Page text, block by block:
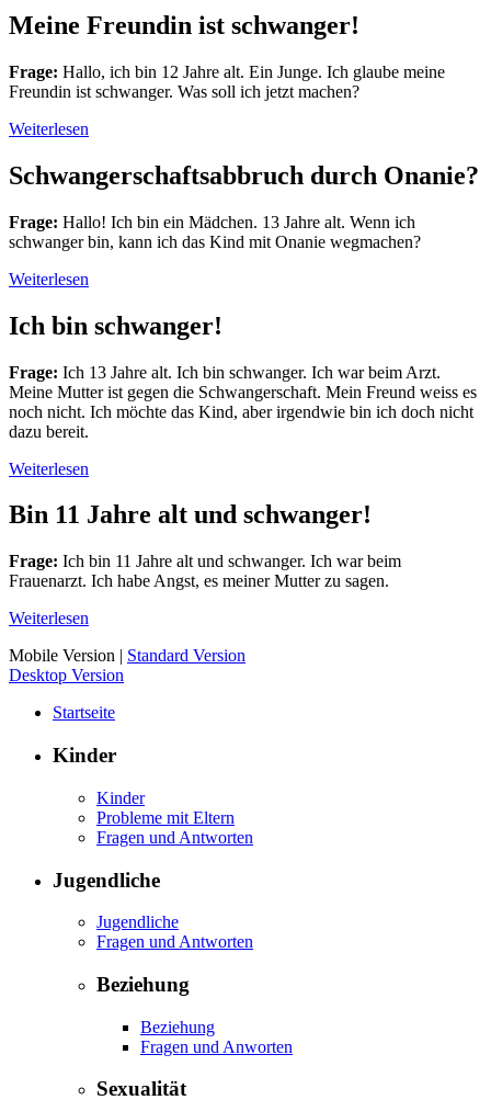
Meine Freundin ist schwanger!
Frage: Hallo, ich bin 12 Jahre alt. Ein Junge. Ich glaube meine
Freundin ist schwanger. Was soll ich jetzt machen?
Weiterlesen
Schwangerschaftsabbruch durch Onanie?
Frage: Hallo! Ich bin ein Mädchen. 13 Jahre alt. Wenn ich
schwanger bin, kann ich das Kind mit Onanie wegmachen?
Weiterlesen
Ich bin schwanger!
Frage: Ich 13 Jahre alt. Ich bin schwanger. Ich war beim Arzt.
Meine Mutter ist gegen die Schwangerschaft. Mein Freund weiss es
noch nicht. Ich möchte das Kind, aber irgendwie bin ich doch nicht
dazu bereit.
Weiterlesen
Bin 11 Jahre alt und schwanger!
Frage: Ich bin 11 Jahre alt und schwanger. Ich war beim
Frauenarzt. Ich habe Angst, es meiner Mutter zu sagen.
Weiterlesen
Mobile Version | Standard Version
Desktop Version
Startseite
Kinder
Kinder
Probleme mit Eltern
Fragen und Antworten
Jugendliche
Jugendliche
Fragen und Antworten
Beziehung
Beziehung
Fragen und Anworten
Sexualität